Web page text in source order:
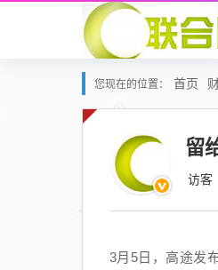
您现在的位置： 首页
留
访客
3月5日，高途发